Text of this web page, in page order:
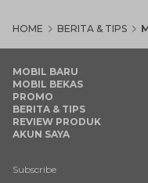
HOME BERITA & TIPS
MOBIL BARU
MOBIL BEKAS
PROMO
BERITA & TIPS
REVIEW PRODUK
AKUN SAYA
Subscribe